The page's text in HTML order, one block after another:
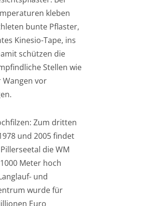
kleben
bunte Pflaster,
Kinesio-Tape, ins
schützen die
Stellen wie
Wangen vor
Zum dritten
und 2005 findet
die WM
Meter hoch
und
wurde für
Euro